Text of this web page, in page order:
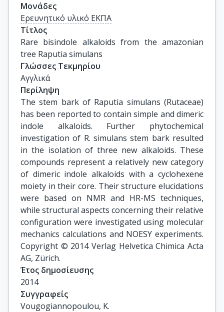
Μονάδες
Ερευνητικό υλικό ΕΚΠΑ
Τίτλος
Rare bisindole alkaloids from the amazonian
tree Raputia simulans
Γλώσσες Τεκμηρίου
Αγγλικά
Περίληψη
The stem bark of Raputia simulans (Rutaceae)
has been reported to contain simple and dimeric
indole alkaloids. Further phytochemical
investigation of R. simulans stem bark resulted
in the isolation of three new alkaloids. These
compounds represent a relatively new category
of dimeric indole alkaloids with a cyclohexene
moiety in their core. Their structure elucidations
were based on NMR and HR-MS techniques,
while structural aspects concerning their relative
configuration were investigated using molecular
mechanics calculations and NOESY experiments.
Copyright © 2014 Verlag Helvetica Chimica Acta
AG, Zürich.
Έτος δημοσίευσης
2014
Συγγραφείς
Vougogiannopoulou, K.